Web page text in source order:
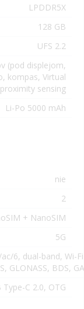
LPDDR5X
128 GB
UFS 2.2
(pod displejom,
kompas, Virtual
proximity sensing
Li-Po 5000 mAh
nie
2
+ NanoSIM
5G
6, dual-band, Wi-
GLONASS, BDS,
Type-C 2.0, OTG